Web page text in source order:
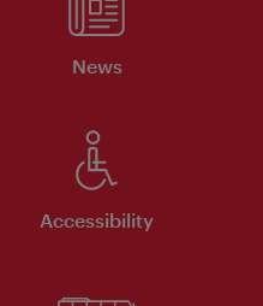
News
Accessibility